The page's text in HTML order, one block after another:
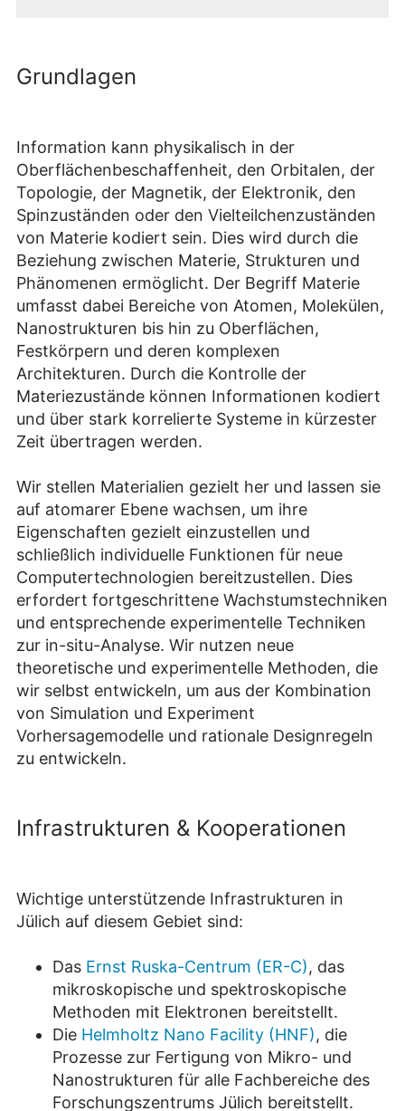
Grundlagen
Information kann physikalisch in der
Oberflächenbeschaffenheit, den Orbitalen, der
Topologie, der Magnetik, der Elektronik, den
Spinzuständen oder den Vielteilchenzuständen
von Materie kodiert sein. Dies wird durch die
Beziehung zwischen Materie, Strukturen und
Phänomenen ermöglicht. Der Begriff Materie
umfasst dabei Bereiche von Atomen, Molekülen,
Nanostrukturen bis hin zu Oberflächen,
Festkörpern und deren komplexen
Architekturen. Durch die Kontrolle der
Materiezustände können Informationen kodiert
und über stark korrelierte Systeme in kürzester
Zeit übertragen werden.
Wir stellen Materialien gezielt her und lassen sie
auf atomarer Ebene wachsen, um ihre
Eigenschaften gezielt einzustellen und
schließlich individuelle Funktionen für neue
Computertechnologien bereitzustellen. Dies
erfordert fortgeschrittene Wachstumstechniken
und entsprechende experimentelle Techniken
zur in-situ-Analyse. Wir nutzen neue
theoretische und experimentelle Methoden, die
wir selbst entwickeln, um aus der Kombination
von Simulation und Experiment
Vorhersagemodelle und rationale Designregeln
zu entwickeln.
Infrastrukturen & Kooperationen
Wichtige unterstützende Infrastrukturen in
Jülich auf diesem Gebiet sind:
Das Ernst Ruska-Centrum (ER-C), das
mikroskopische und spektroskopische
Methoden mit Elektronen bereitstellt.
Die Helmholtz Nano Facility (HNF), die
Prozesse zur Fertigung von Mikro- und
Nanostrukturen für alle Fachbereiche des
Forschungszentrums Jülich bereitstellt.